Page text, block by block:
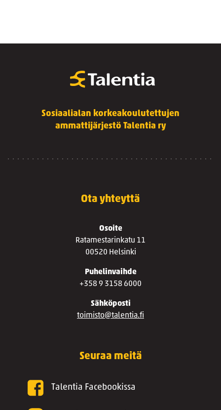
Sosiaalialan korkeakoulutettujen
ammattijärjestö Talentia ry
Ota yhteyttä
Osoite
Ratamestarinkatu 11
00520 Helsinki
Puhelinvaihde
+358 9 3158 6000
Sähköposti
toimisto@talentia.fi
Seuraa meitä
Talentia Facebookissa